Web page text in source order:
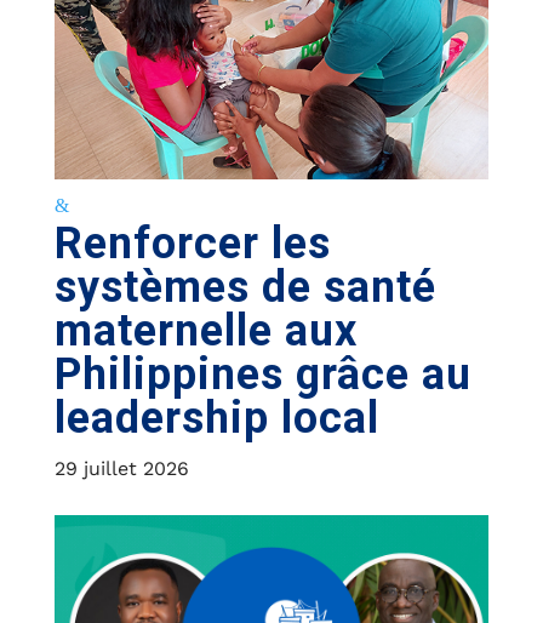
Renforcer les
systèmes de santé
maternelle aux
Philippines grâce au
leadership local
29 juillet 2026